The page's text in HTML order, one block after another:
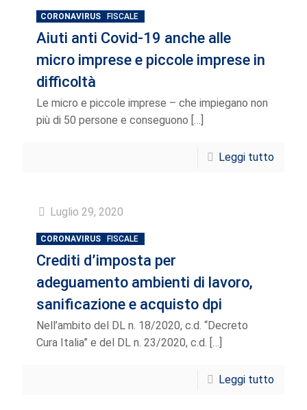
CORONAVIRUS FISCALE
Aiuti anti Covid-19 anche alle
micro imprese e piccole imprese in
difficoltà
Le micro e piccole imprese – che impiegano non
più di 50 persone e conseguono […]
Leggi tutto
Luglio 29, 2020
CORONAVIRUS FISCALE
Crediti d’imposta per
adeguamento ambienti di lavoro,
sanificazione e acquisto dpi
Nell’ambito del DL n. 18/2020, c.d. “Decreto
Cura Italia” e del DL n. 23/2020, c.d. […]
Leggi tutto